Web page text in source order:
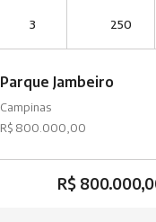
3 250
Parque Jambeiro
Campinas
R$ 800.000,00
R$